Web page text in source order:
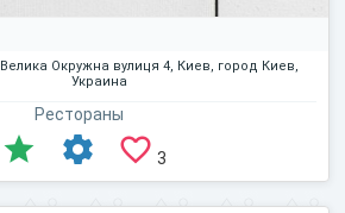
Велика Окружна вулиця 4, Киев, город Киев,
Украина
Рестораны
3